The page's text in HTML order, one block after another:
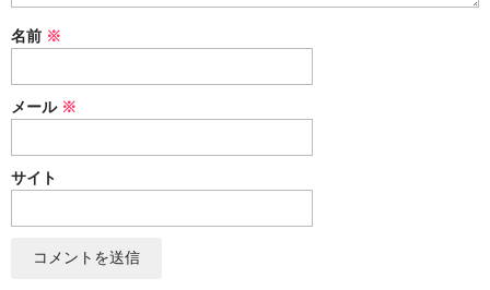
雑貨
スイーツ
洋菓子
名前 ※
メール ※
サイト